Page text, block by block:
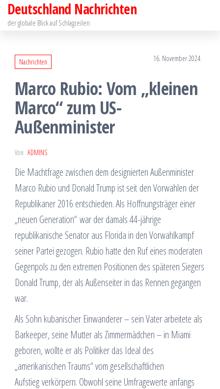
Zum
Inhalt
Deutschland Nachrichten
der globale Blick auf Schlagzeilen
Nachrichten 16. November 2024
Marco Rubio: Vom „kleinen
Marco“ zum US-
Außenminister
Von ADMINS
Die Machtfrage zwischen dem designierten Außenminister
Marco Rubio und Donald Trump ist seit den Vorwahlen der
Republikaner 2016 entschieden. Als Hoffnungsträger einer
„neuen Generation“ war der damals 44-jährige
republikanische Senator aus Florida in den Vorwahlkampf
seiner Partei gezogen. Rubio hatte den Ruf eines moderaten
Gegenpols zu den extremen Positionen des späteren Siegers
Donald Trump, der als Außenseiter in das Rennen gegangen
war.
Als Sohn kubanischer Einwanderer – sein Vater arbeitete als
Barkeeper, seine Mutter als Zimmermädchen – in Miami
geboren, wollte er als Politiker das Ideal des
„amerikanischen Traums“ vom gesellschaftlichen
Aufstieg verkörpern. Obwohl seine Umfragewerte anfangs